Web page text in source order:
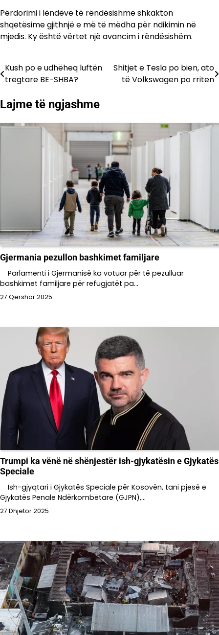
Përdorimi i lëndëve të rëndësishme shkakton
shqetësime gjithnjë e më të mëdha për ndikimin në
mjedis. Ky është vërtet një avancim i rëndësishëm.
Lëvizje
postimet
Kush po e udhëheq luftën
tregtare BE-SHBA?
Shitjet e Tesla po bien, ato
të Volkswagen po rriten
Lajme të ngjashme
Gjermania pezullon bashkimet familjare
Parlamenti i Gjermanisë ka votuar për të pezulluar
bashkimet familjare për refugjatët pa…
27 Qershor 2025
Trumpi ka vënë në shënjestër ish-gjykatësin e Gjykatës
Speciale
Ish-gjyqtari i Gjykatës Speciale për Kosovën, tani pjesë e
Gjykatës Penale Ndërkombëtare (GJPN),…
27 Dhjetor 2025